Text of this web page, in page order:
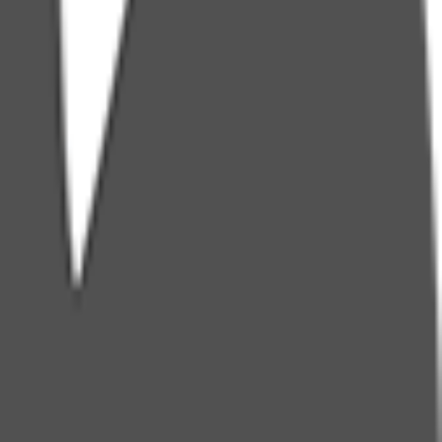
イリー ［脂性肌用］